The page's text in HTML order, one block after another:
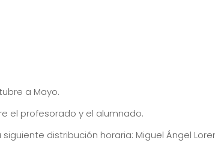
a Mayo.
el profesorado y el alumnado.
distribución horaria: Miguel Ángel